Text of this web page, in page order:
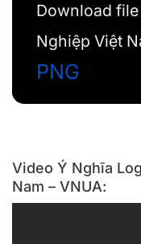
Download
Nghiệp Việt
PNG
Video Ý Nghĩa
Nam – VNUA: